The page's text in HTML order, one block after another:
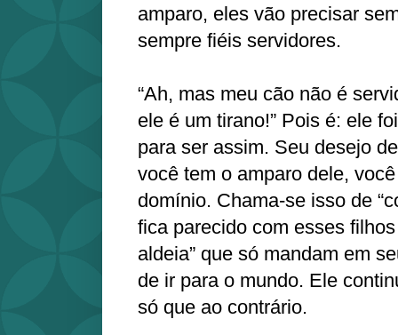
amparo, eles vão precisar
sempre fiéis servidores.
“Ah, mas meu cão não é
ele é um tirano!” Pois é: ele
para ser assim. Seu desejo
você tem o amparo dele,
domínio. Chama-se isso de
fica parecido com esses
aldeia” que só mandam em
de ir para o mundo. Ele
só que ao contrário.